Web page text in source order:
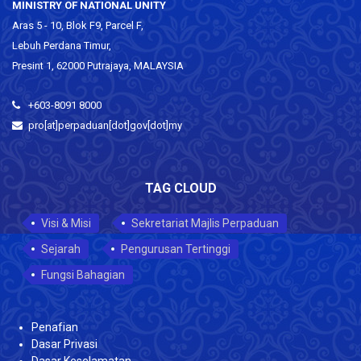
MINISTRY OF NATIONAL UNITY
Aras 5 - 10, Blok F9, Parcel F,
Lebuh Perdana Timur,
Presint 1, 62000 Putrajaya, MALAYSIA
+603-8091 8000
pro[at]perpaduan[dot]gov[dot]my
TAG CLOUD
Visi & Misi
Sekretariat Majlis Perpaduan
Sejarah
Pengurusan Tertinggi
Fungsi Bahagian
Penafian
Dasar Privasi